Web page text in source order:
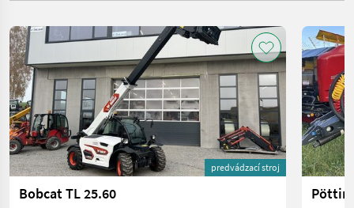
predvádzací stroj
Bobcat TL 25.60